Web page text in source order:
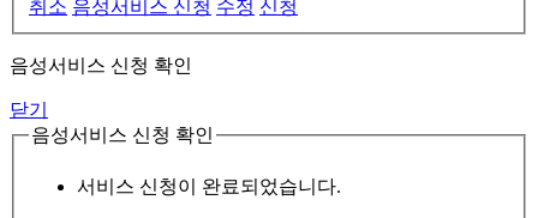
취소 음성서비스 신청 수정 신청
음성서비스 신청 확인
닫기
음성서비스 신청 확인
서비스 신청이 완료되었습니다.